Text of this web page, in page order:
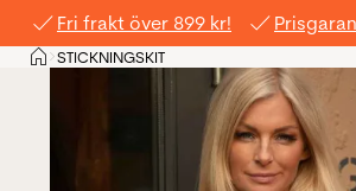
Fri frakt över 899 kr!
Hem
>STICKNINGSKIT